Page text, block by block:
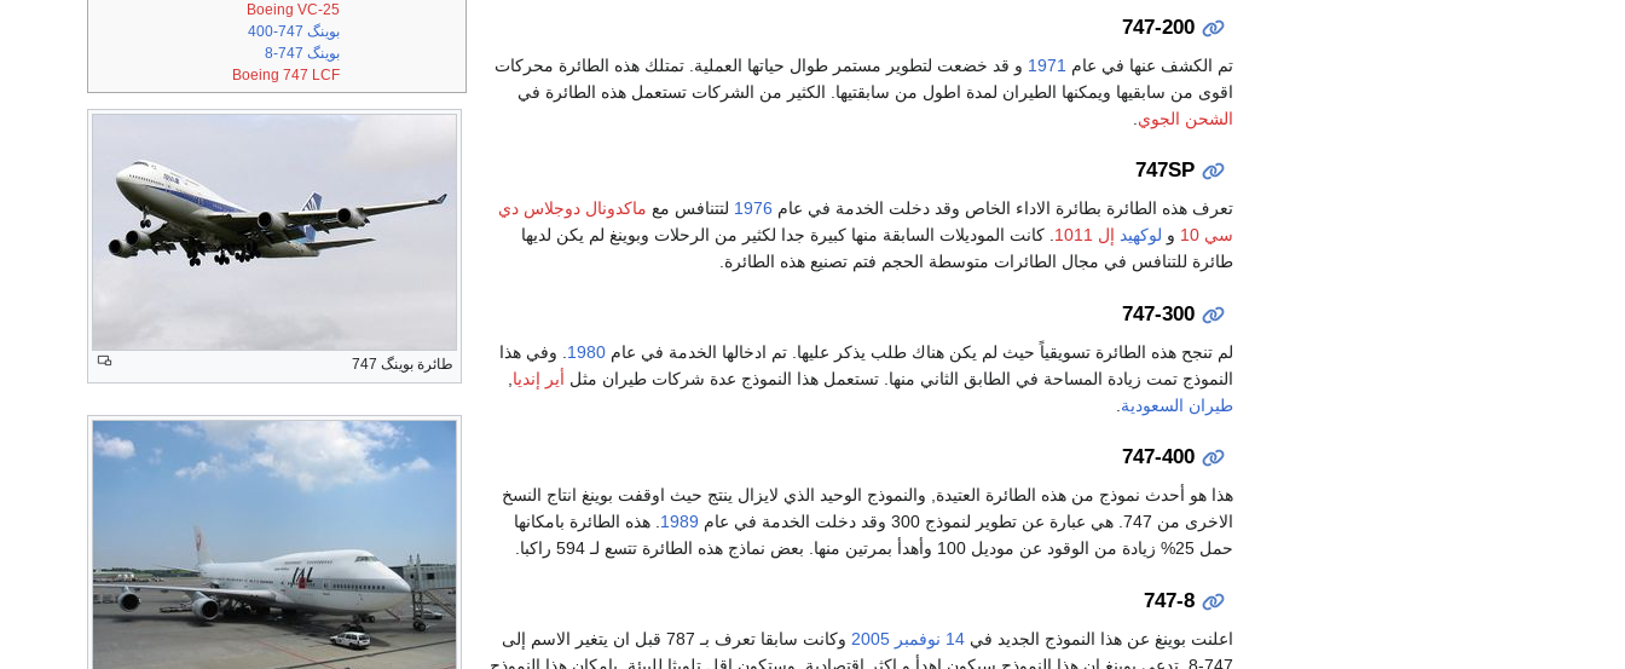
Boeing VC-25
بوينگ 747-400
بوينگ 747-8
Boeing 747 LCF
طائرة بوينگ 747
747-200
تم الكشف عنها في عام 1971 و قد خضعت لتطوير مستمر طوال حياتها العملية. تمتلك هذه الطائرة محركات
اقوى من سابقيها ويمكنها الطيران لمدة اطول من سابقتيها. الكثير من الشركات تستعمل هذه الطائرة في
الشحن الجوي
747SP
تعرف هذه الطائرة بطائرة الاداء الخاص وقد دخلت الخدمة في عام 1976 لتتنافس مع ماكدونال دوجلاس دي
سي 10
و لوكهيد إل 1011
. كانت الموديلات السابقة منها كبيرة جدا لكثير من الرحلات وبوينغ لم يكن لديها
طائرة للتنافس في مجال الطائرات متوسطة الحجم فتم تصنيع هذه الطائرة.
747-300
لم تنجح هذه الطائرة تسويقياً حيث لم يكن هناك طلب يذكر عليها. تم ادخالها الخدمة في عام 1980 . وفي هذا
النموذج تمت زيادة المساحة في الطابق الثاني منها. تستعمل هذا النموذج عدة شركات طيران مثل أير إنديا
طيران السعودية
747-400
هذا هو أحدث نموذج من هذه الطائرة العتيدة, والنموذج الوحيد الذي لايزال ينتج حيث اوقفت بوينغ انتاج النسخ
الاخرى من 747. هي عبارة عن تطوير لنموذج 300 وقد دخلت الخدمة في عام
1989. هذه الطائرة بامكانها
حمل 25% زيادة من الوقود عن موديل 100 وأهدأ بمرتين منها. بعض نماذج هذه الطائرة تتسع لـ 594 راكبا.
747-8
اعلنت بوينغ عن هذا النموذج الجديد في 14 نوفمبر 2005
وكانت سابقا تعرف بـ 787 قبل ان يتغير الاسم إلى